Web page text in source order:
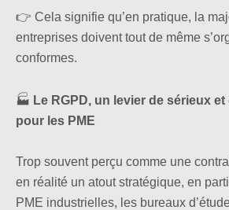
👉 Cela signifie qu’en pratique, la
entreprises doivent tout de même
conformes.
🏭 Le RGPD, un levier de sérieux
pour les PME
Trop souvent perçu comme une
en réalité un atout stratégique, en
PME industrielles, les bureaux